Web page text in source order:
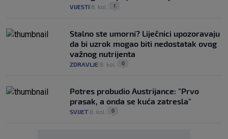
VIJESTI 8. kol. 1
Stalno ste umorni? Liječnici upozoravaju
da bi uzrok mogao biti nedostatak ovog
važnog nutrijenta
ZDRAVLJE 8. kol. 0
Potres probudio Austrijance: "Prvo
prasak, a onda se kuća zatresla"
SVIJET 8. kol. 0